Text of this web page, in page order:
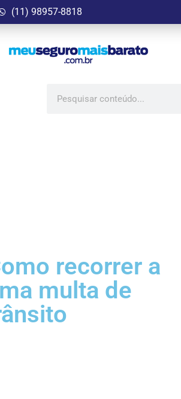
(11) 98957-8818
recorrer a
multa de